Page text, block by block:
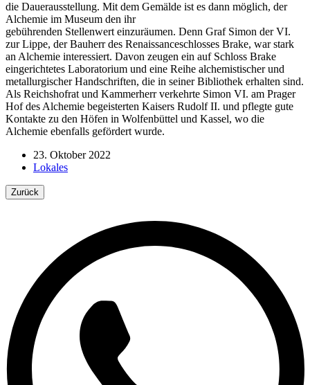
die Dauerausstellung. Mit dem Gemälde ist es dann möglich, der
Alchemie im Museum den ihr
gebührenden Stellenwert einzuräumen. Denn Graf Simon der VI.
zur Lippe, der Bauherr des Renaissanceschlosses Brake, war stark
an Alchemie interessiert. Davon zeugen ein auf Schloss Brake
eingerichtetes Laboratorium und eine Reihe alchemistischer und
metallurgischer Handschriften, die in seiner Bibliothek erhalten sind.
Als Reichshofrat und Kammerherr verkehrte Simon VI. am Prager
Hof des Alchemie begeisterten Kaisers Rudolf II. und pflegte gute
Kontakte zu den Höfen in Wolfenbüttel und Kassel, wo die
Alchemie ebenfalls gefördert wurde.
23. Oktober 2022
Lokales